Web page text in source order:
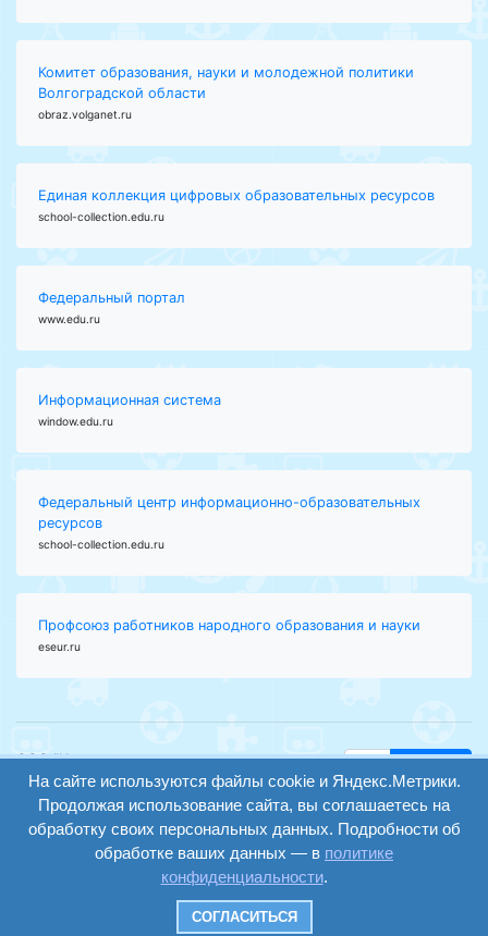
Комитет образования, науки и молодежной политики
Волгоградской области
obraz.volganet.ru
Единая коллекция цифровых образовательных ресурсов
school-collection.edu.ru
Федеральный портал
www.edu.ru
Информационная система
window.edu.ru
Федеральный центр информационно-образовательных
ресурсов
school-collection.edu.ru
Профсоюз работников народного образования и науки
eseur.ru
ООО "Центр
образования и
консалтинга"
Волгоград 2008-
2026
вход
регистрация
Найти
Версия
сайта для
слабовидящих
На сайте используются файлы cookie и Яндекс.Метрики.
Продолжая использование сайта, вы соглашаетесь на
обработку своих персональных данных. Подробности об
обработке ваших данных — в политике
конфиденциальности.
СОГЛАСИТЬСЯ